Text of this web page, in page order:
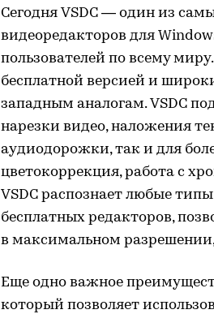
Сегодня VSDC — один из
видеоредакторов для
пользователей по всему
бесплатной версией и
западным аналогам. VSDC
нарезки видео, наложения
аудиодорожки, так и для
цветокоррекция, работа с
VSDC распознает любые
бесплатных редакторов,
в максимальном
Еще одно важное
который позволяет